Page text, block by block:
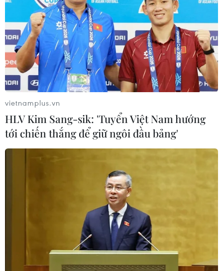
vietnamplus.vn
HLV Kim Sang-sik: 'Tuyển Việt Nam hướng
tới chiến thắng để giữ ngôi đầu bảng'